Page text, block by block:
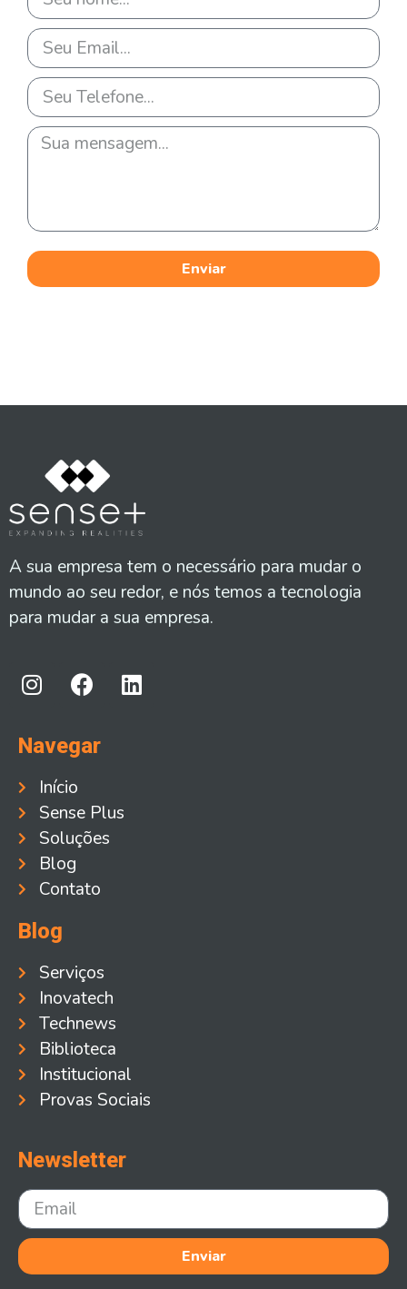
Enviar
A sua empresa tem o necessário para mudar o
mundo ao seu redor, e nós temos a tecnologia
para mudar a sua empresa.
Navegar
Início
Sense Plus
Soluções
Blog
Contato
Blog
Serviços
Inovatech
Technews
Biblioteca
Institucional
Provas Sociais
Newsletter
Enviar